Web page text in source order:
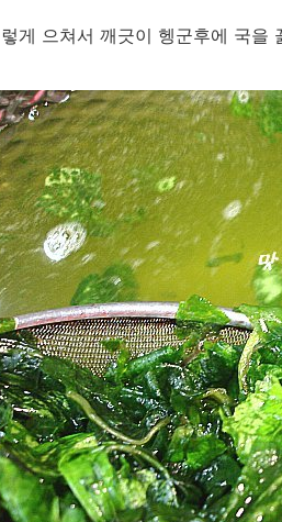
게 으쳐서 깨긋이 헹군후에 국을